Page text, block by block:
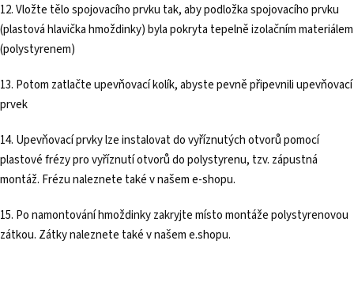
12. Vložte tělo spojovacího prvku tak, aby podložka spojovacího prvku
(plastová hlavička hmoždinky) byla pokryta tepelně izolačním materiálem
(polystyrenem)
13. Potom zatlačte upevňovací kolík, abyste pevně připevnili upevňovací
prvek
14. Upevňovací prvky lze instalovat do vyříznutých otvorů pomocí
plastové frézy pro vyříznutí otvorů do polystyrenu, tzv. zápustná
montáž. Frézu naleznete také v našem e-shopu.
15. Po namontování hmoždinky zakryjte místo montáže polystyrenovou
zátkou. Zátky naleznete také v našem e.shopu.